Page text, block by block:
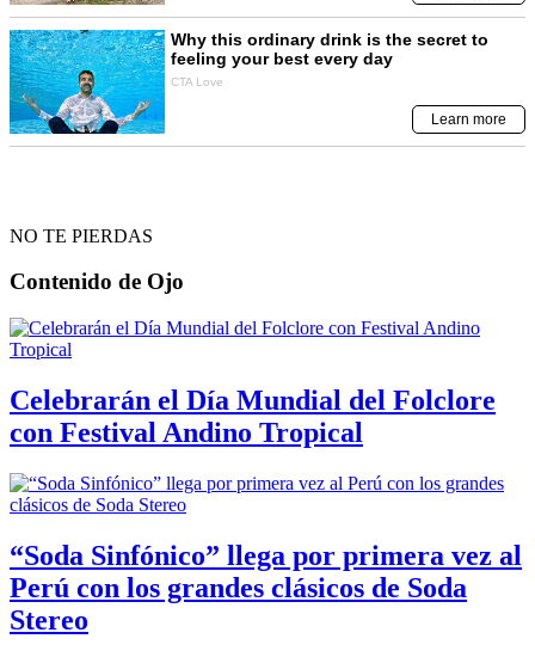
NO TE PIERDAS
Contenido de Ojo
Celebrarán el Día Mundial del Folclore
con Festival Andino Tropical
“Soda Sinfónico” llega por primera vez al
Perú con los grandes clásicos de Soda
Stereo